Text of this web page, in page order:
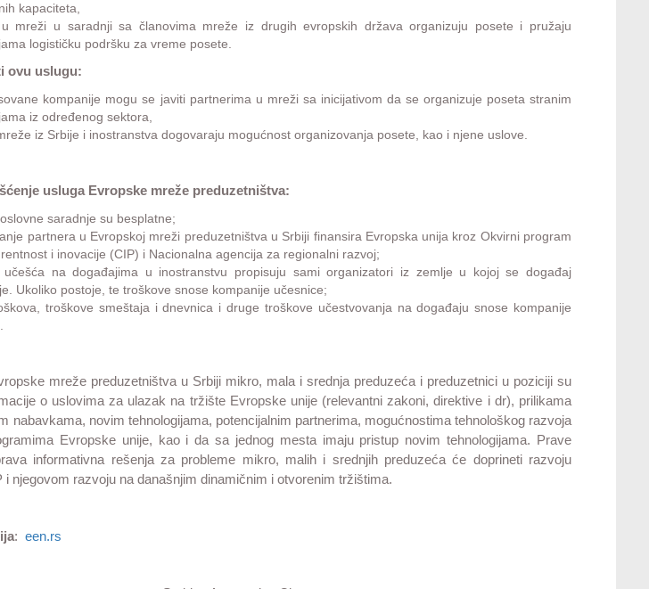
kapaciteta,
mreži u saradnji sa članovima mreže iz drugih evropskih država organizuju posete i pružaju
logističku podršku za vreme posete.
ovu uslugu:
kompanije mogu se javiti partnerima u mreži sa inicijativom da se organizuje poseta stranim
iz određenog sektora,
iz Srbije i inostranstva dogovaraju mogućnost organizovanja posete, kao i njene uslove.
usluga Evropske mreže preduzetništva:
saradnje su besplatne;
partnera u Evropskoj mreži preduzetništva u Srbiji finansira Evropska unija kroz Okvirni program
i inovacije (CIP) i Nacionalna agencija za regionalni razvoj;
učešća na događajima u inostranstvu propisuju sami organizatori iz zemlje u kojoj se događaj
Ukoliko postoje, te troškove snose kompanije učesnice;
troškove smeštaja i dnevnica i druge troškove učestvovanja na događaju snose kompanije
mreže preduzetništva u Srbiji mikro, mala i srednja preduzeća i preduzetnici u poziciji su
o uslovima za ulazak na tržište Evropske unije (relevantni zakoni, direktive i dr), prilikama
nabavkama, novim tehnologijama, potencijalnim partnerima, mogućnostima tehnološkog razvoja
Evropske unije, kao i da sa jednog mesta imaju pristup novim tehnologijama. Prave
informativna rešenja za probleme mikro, malih i srednjih preduzeća će doprineti razvoju
i njegovom razvoju na današnjim dinamičnim i otvorenim tržištima.
:een.rs